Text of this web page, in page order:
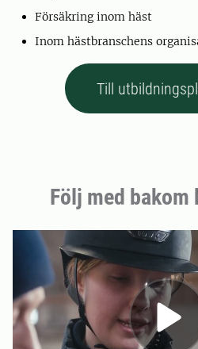
Försäkring inom häst
Inom hästbranschens
Till
Följ med